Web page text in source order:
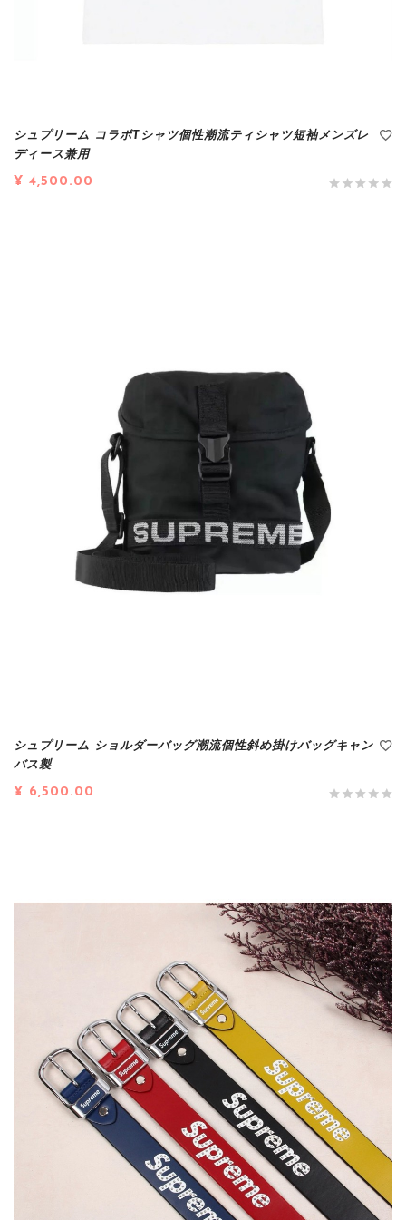
シュプリーム コラボTシャツ個性潮流ティシャツ短袖メンズレ
ディース兼用
¥ 4,500.00
シュプリーム ショルダーバッグ潮流個性斜め掛けバッグキャン
バス製
¥ 6,500.00